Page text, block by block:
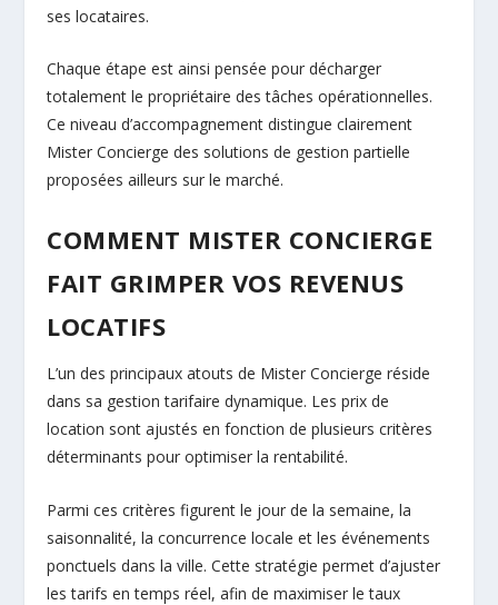
ses locataires.
Chaque étape est ainsi pensée pour décharger
totalement le propriétaire des tâches opérationnelles.
Ce niveau d’accompagnement distingue clairement
Mister Concierge des solutions de gestion partielle
proposées ailleurs sur le marché.
COMMENT MISTER CONCIERGE
FAIT GRIMPER VOS REVENUS
LOCATIFS
L’un des principaux atouts de Mister Concierge réside
dans sa gestion tarifaire dynamique. Les prix de
location sont ajustés en fonction de plusieurs critères
déterminants pour optimiser la rentabilité.
Parmi ces critères figurent le jour de la semaine, la
saisonnalité, la concurrence locale et les événements
ponctuels dans la ville. Cette stratégie permet d’ajuster
les tarifs en temps réel, afin de maximiser le taux